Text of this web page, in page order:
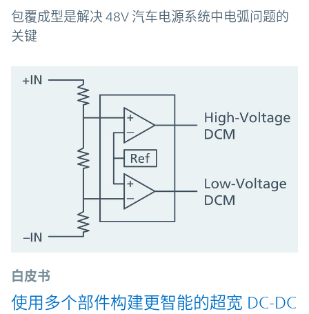
包覆成型是解决 48V 汽车电源系统中电弧问题的
关键
白皮书
使用多个部件构建更智能的超宽 DC-DC